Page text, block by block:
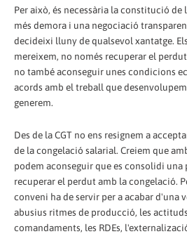
Per això, és necessària la constitució de
més demora i una negociació
decideixi lluny de qualsevol xantatge.
mereixem, no només recuperar el
no també aconseguir unes condicions
acords amb el treball que
generem.
Des de la CGT no ens resignem a
de la congelació salarial. Creiem que
podem aconseguir que es consolidi una
recuperar el perdut amb la congelació.
conveni ha de servir per a acabar d'una
abusius ritmes de producció, les
comandaments, les RDEs,